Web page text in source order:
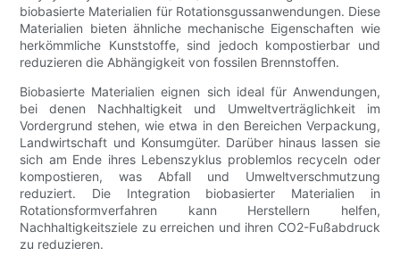
biobasierte Materialien für Rotationsgussanwendungen. Diese
Materialien bieten ähnliche mechanische Eigenschaften wie
herkömmliche Kunststoffe, sind jedoch kompostierbar und
reduzieren die Abhängigkeit von fossilen Brennstoffen.
Biobasierte Materialien eignen sich ideal für Anwendungen,
bei denen Nachhaltigkeit und Umweltverträglichkeit im
Vordergrund stehen, wie etwa in den Bereichen Verpackung,
Landwirtschaft und Konsumgüter. Darüber hinaus lassen sie
sich am Ende ihres Lebenszyklus problemlos recyceln oder
kompostieren, was Abfall und Umweltverschmutzung
reduziert. Die Integration biobasierter Materialien in
Rotationsformverfahren kann Herstellern helfen,
Nachhaltigkeitsziele zu erreichen und ihren CO2-Fußabdruck
zu reduzieren.